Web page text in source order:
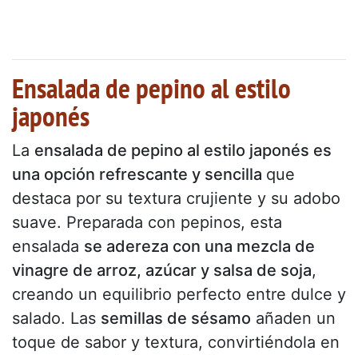
Ensalada de pepino al estilo
japonés
La ensalada de pepino al estilo japonés es
una opción refrescante y sencilla que
destaca por su textura crujiente y su adobo
suave. Preparada con pepinos, esta
ensalada se adereza con una mezcla de
vinagre de arroz, azúcar y salsa de soja,
creando un equilibrio perfecto entre dulce y
salado. Las semillas de sésamo añaden un
toque de sabor y textura, convirtiéndola en